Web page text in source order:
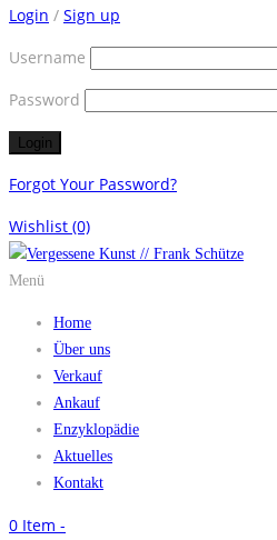
Login / Sign up
Username
Password
Forgot Your Password?
Wishlist (0)
Menü
Home
Über uns
Verkauf
Ankauf
Enzyklopädie
Aktuelles
Kontakt
0 Item -